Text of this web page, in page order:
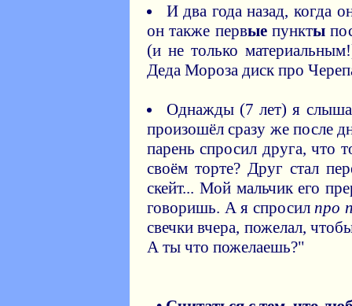
И два года назад, когда
он также первыепункты
(и не только
Деда Мороза диск про
Однажды (7 лет) я
произошёл сразу же после
парень спросил друга, что
своём торте? Друг стал
скейт... Мой мальчик его
говоришь. А я спросилпро
свечки вчера, пожелал,
А ты что пожелаешь?"